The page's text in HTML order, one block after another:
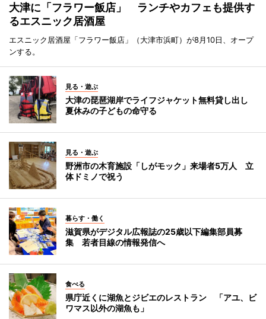
大津に「フラワー飯店」 ランチやカフェも提供す
るエスニック居酒屋
エスニック居酒屋「フラワー飯店」（大津市浜町）が8月10日、オープ
ンする。
見る・遊ぶ
大津の琵琶湖岸でライフジャケット無料貸し出し
夏休みの子どもの命守る
見る・遊ぶ
野洲市の木育施設「しがモック」来場者5万人 立
体ドミノで祝う
暮らす・働く
滋賀県がデジタル広報誌の25歳以下編集部員募
集 若者目線の情報発信へ
食べる
県庁近くに湖魚とジビエのレストラン 「アユ、ビ
ワマス以外の湖魚も」